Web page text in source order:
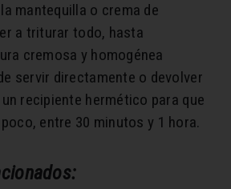
mantequilla o crema de
a triturar todo, hasta
cremosa y homogénea
servir directamente o devolver
recipiente hermético para que
entre 30 minutos y 1 hora.